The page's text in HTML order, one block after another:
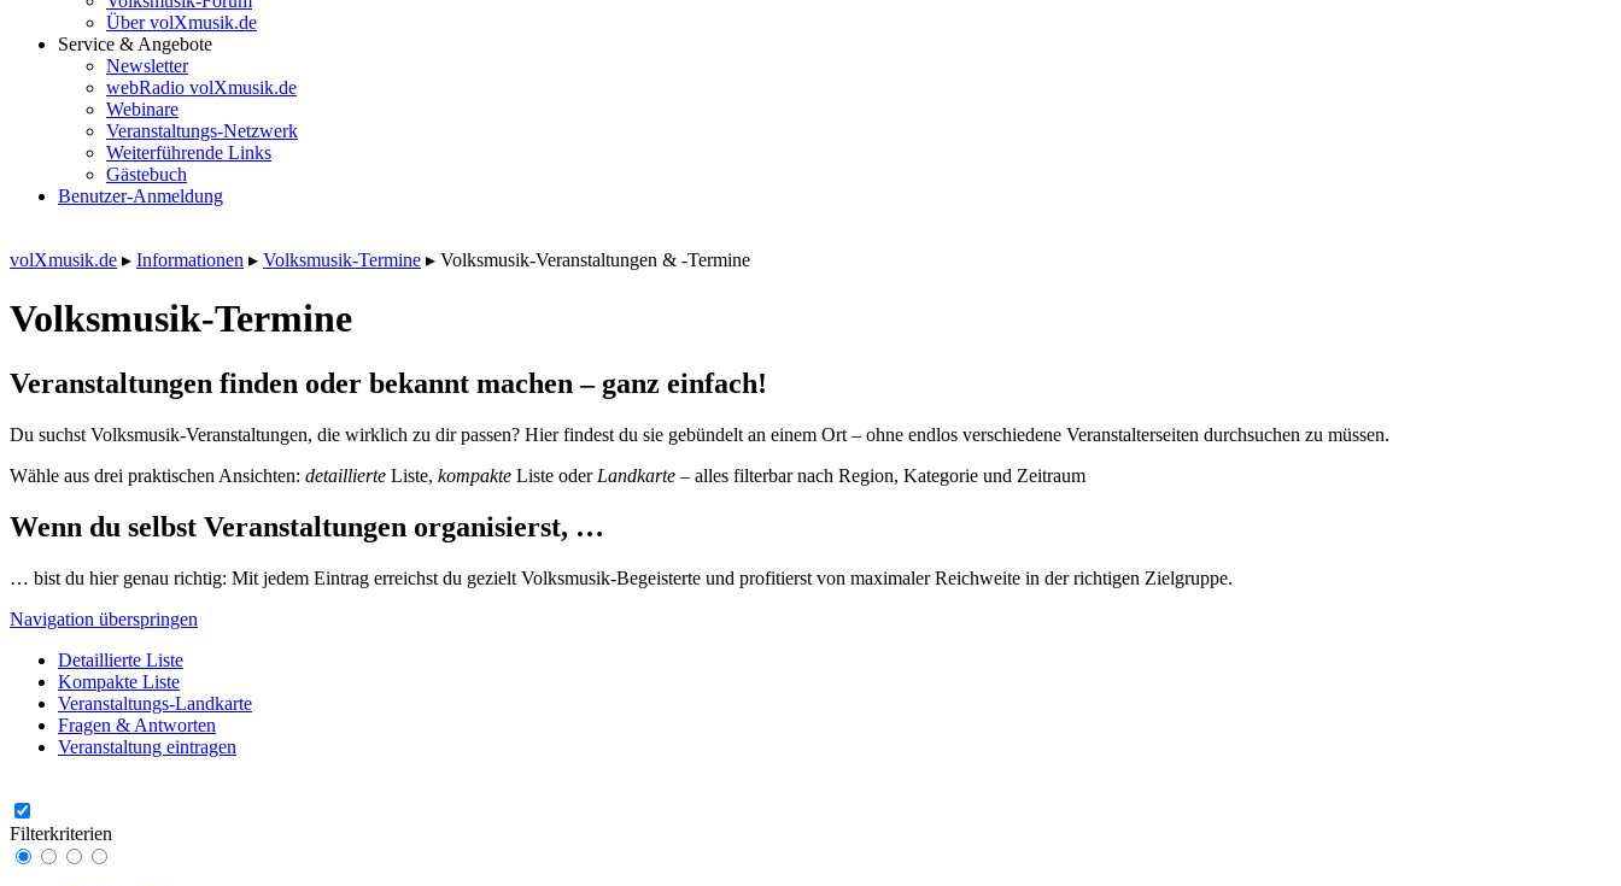
Über volXmusik.de
Service & Angebote
Newsletter
webRadio volXmusik.de
Webinare
Veranstaltungs-Netzwerk
Weiterführende Links
Gästebuch
Benutzer-Anmeldung
volXmusik.de ▸ Informationen ▸ Volksmusik-Termine ▸ Volksmusik-Veranstaltungen & -Termine
Volksmusik-Termine
Veranstaltungen finden oder bekannt machen – ganz einfach!
Du suchst Volksmusik-Veranstaltungen, die wirklich zu dir passen? Hier findest du sie gebündelt an einem Ort – ohne endlos verschiedene Veranstalterseiten durchsuchen zu müssen.
Wähle aus drei praktischen Ansichten: detaillierte Liste, kompakte Liste oder Landkarte – alles filterbar nach Region, Kategorie und Zeitraum
Wenn du selbst Veranstaltungen organisierst, …
… bist du hier genau richtig: Mit jedem Eintrag erreichst du gezielt Volksmusik-Begeisterte und profitierst von maximaler Reichweite in der richtigen Zielgruppe.
Navigation überspringen
Detaillierte Liste
Kompakte Liste
Veranstaltungs-Landkarte
Fragen & Antworten
Veranstaltung eintragen
Filterkriterien